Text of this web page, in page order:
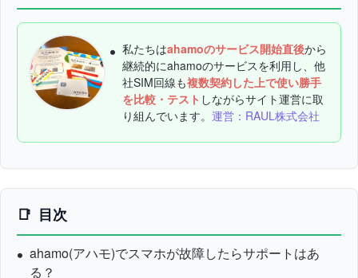
私たちはahamoのサービス開始直後から
継続的にahamoのサービスを利用し、他
社SIM回線も複数契約した上で使い勝手
を比較・テスト しながらサイト運営に取
り組んでいます。 運営：RAUL株式会社
目次
ahamo(アハモ)でスマホが故障したらサポートはあ
る？